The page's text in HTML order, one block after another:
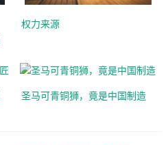
权力来源
圣马可青铜狮，竟是中国制造